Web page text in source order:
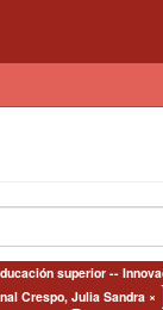
superior --
Crespo, Julia Sandra ×